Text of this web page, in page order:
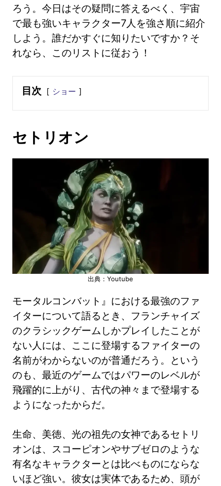
ろう。今日はその疑問に答えるべく、宇宙
で最も強いキャラクター7人を強さ順に紹介
しよう。誰だかすぐに知りたいですか？そ
れなら、このリストに従おう！
目次 ショー
セトリオン
出典：Youtube
モータルコンバット』における最強のファ
イターについて語るとき、フランチャイズ
のクラシックゲームしかプレイしたことが
ない人には、ここに登場するファイターの
名前がわからないのが普通だろう。という
のも、最近のゲームではパワーのレベルが
飛躍的に上がり、古代の神々まで登場する
ようになったからだ。
生命、美徳、光の祖先の女神であるセトリ
オンは、スコーピオンやサブゼロのような
有名なキャラクターとは比べものにならな
いほど強い。彼女は実体であるため、頭が